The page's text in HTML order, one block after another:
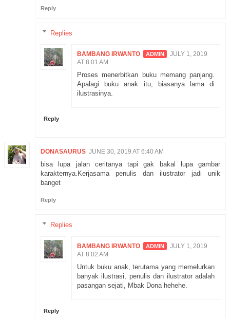
Reply
Replies
BAMBANG IRWANTO
JULY 1, 2019
AT 8:01 AM
Proses menerbitkan buku memang panjang.
Apalagi buku anak itu, biasanya lama di
ilustrasinya.
Reply
DONASAURUS JUNE 30, 2019 AT 6:40 AM
bisa lupa jalan ceritanya tapi gak bakal lupa gambar
karakternya.Kerjasama penulis dan ilustrator jadi unik
banget
Reply
Replies
BAMBANG IRWANTO
JULY 1, 2019
AT 8:02 AM
Untuk buku anak, terutama yang memelurkan
banyak ilustrasi, penulis dan ilustrator adalah
pasangan sejati, Mbak Dona hehehe.
Reply